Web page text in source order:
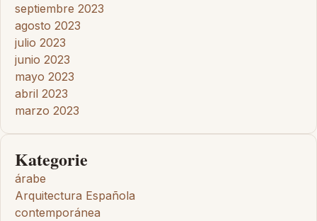
septiembre 2023
agosto 2023
julio 2023
junio 2023
mayo 2023
abril 2023
marzo 2023
Kategorie
árabe
Arquitectura Española
contemporánea